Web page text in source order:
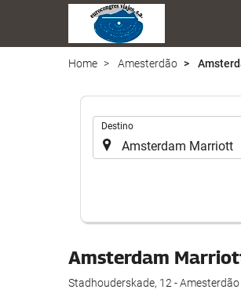
Home Amesterdão
Destino
Amsterdam
Stadhouderskade, 12 - Amesterdão